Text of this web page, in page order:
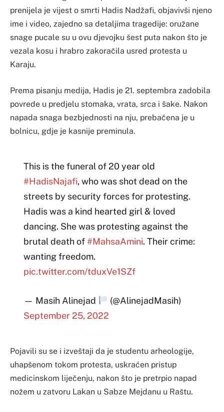
prenijela je vijest o smrti Hadis Nadžafi, objavivši njeno
ime i video, zajedno sa detaljima tragedije: oružane
snage pucale su u ovu djevojku šest puta nakon što je
vezala kosu i hrabro zakoračila usred protesta u
Karaju.
Prema pisanju medija, Hadis je 21. septembra zadobila
povrede u predjelu stomaka, vrata, srca i šake. Nakon
napada snaga bezbjednosti na nju, prebačena je u
bolnicu, gdje je kasnije preminula.
This is the funeral of 20 year old
#HadisNajafi, who was shot dead on the
streets by security forces for protesting.
Hadis was a kind hearted girl & loved
dancing. She was protesting against the
brutal death of#MahsaAmini. Their crime:
wanting freedom.
pic.twitter.com/tduxVe1SZf
— Masih Alinejad
(@AlinejadMasih)
September 25, 2022
Pojavili su se i izveštaji da je studentu arheologije,
uhapšenom tokom protesta, uskraćen pristup
medicinskom liječenju, nakon što je pretrpio napad
nožem u zatvoru Lakan u Sabze Mejdanu u Raštu.